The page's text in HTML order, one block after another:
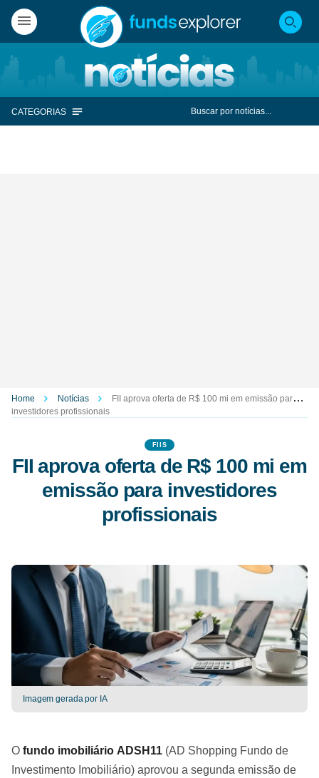
CATEGORIAS
Home Notícias
FII aprova oferta de R$ 100 mi em emissão para
investidores profissionais
FIIS
FII aprova oferta de R$ 100 mi em
emissão para investidores
profissionais
Imagem gerada por IA
O fundo imobiliário ADSH11 (AD Shopping Fundo de
Investimento Imobiliário) aprovou a segunda emissão de